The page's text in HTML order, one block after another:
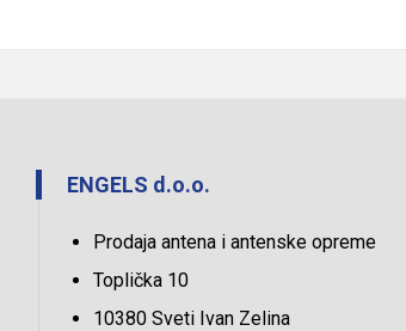
ENGELS d.o.o.
Prodaja antena i antenske opreme
Toplička 10
10380 Sveti Ivan Zelina